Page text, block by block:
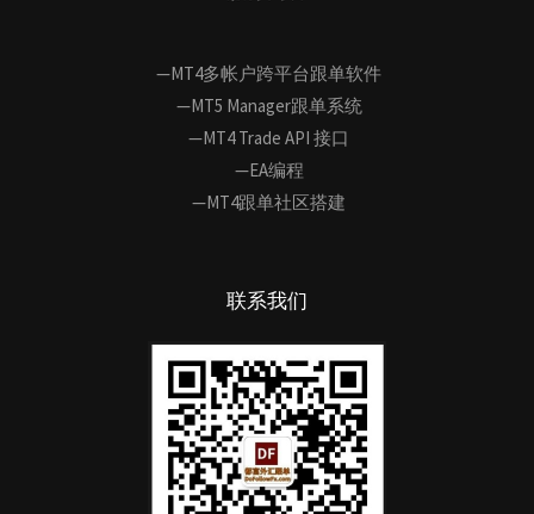
—MT4多帐户跨平台跟单软件
—MT5 Manager跟单系统
—MT4 Trade API 接口
—EA编程
—MT4跟单社区搭建
联系我们